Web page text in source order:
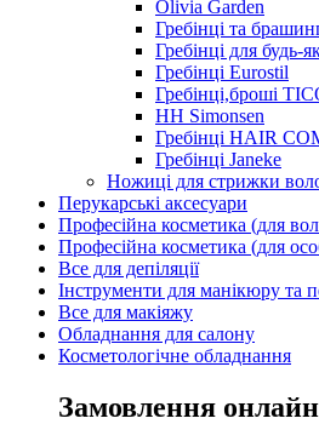
Olivia Garden
Гребінці та
Гребінці для будь-
Гребінці Eurostil
Гребінці,броші
HH Simonsen
Гребінці HAIR
Гребінці Janeke
Ножиці для стрижки
Перукарські аксесуари
Професійна косметика (для
Професійна косметика (для
Все для депіляції
Інструменти для манікюру та
Все для макіяжу
Обладнання для салону
Косметологічне обладнання
Замовлення онлайн